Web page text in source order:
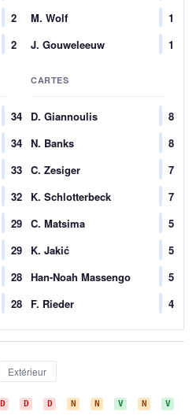
2
2
M. Wolf
1
J. Gouweleeuw
1
34
34
33
32
29
29
28
28
CARTES
D. Giannoulis
8
N. Banks
8
C. Zesiger
7
K. Schlotterbeck
7
C. Matsima
5
K. Jakić
5
Han-Noah Massengo
5
F. Rieder
4
Extérieur
D D D N N V N V